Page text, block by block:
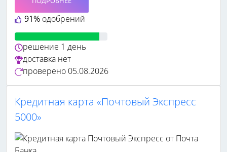
91% одобрений
решение 1 день
доставка нет
проверено 05.08.2026
Кредитная карта «Почтовый Экспресс
5000»